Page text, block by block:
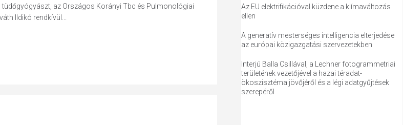
tüdőgyógyászt, az Országos Korányi Tbc és Pulmonológiai
Ildikó rendkívül...
Az EU elektrifikációval küzdene a klímaváltozás
ellen
A generatív mesterséges intelligencia elterjedése
az európai közigazgatási szervezetekben
Interjú Balla Csillával, a Lechner fotogrammetriai
területének vezetőjével a hazai téradat-
ökoszisztéma jövőjéről és a légi adatgyűjtések
szerepéről